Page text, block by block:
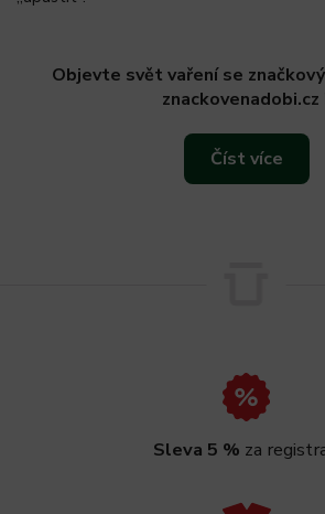
Objevte svět vaření se
znackovenadobi.cz
Číst více
Sleva 5 % za